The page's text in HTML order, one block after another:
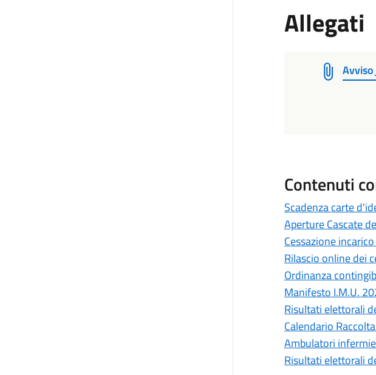
Allegati
Contenuti
Scadenza carte
Aperture Cascate
Cessazione
Rilascio online dei
Ordinanza
Manifesto I.M.U.
Risultati elettorali
Calendario
Ambulatori
Risultati elettorali